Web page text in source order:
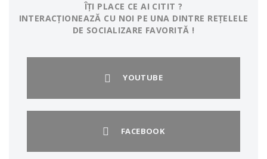
ÎȚI PLACE CE AI CITIT ?
INTERACȚIONEAZĂ CU NOI PE UNA DINTRE REȚELELE
DE SOCIALIZARE FAVORITĂ !
YOUTUBE
FACEBOOK